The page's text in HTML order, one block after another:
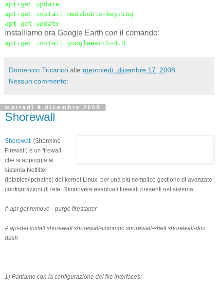
apt-get update
apt-get install medibuntu-keyring
apt-get update
Installiamo ora Google Earth con il comando:
apt-get install googleearth-4.3
Domenico Tricarico alle mercoledì, dicembre 17, 2008
Nessun commento:
martedì 9 dicembre 2008
Shorewall
Shorewall (Shoreline
Firewall) è un firewall
che si appoggia al
sistema Netfilter
(iptables/ipchains) del kernel Linux, per una più semplice gestione di avanzate
configurazioni di rete. Rimuovere eventuali firewall presenti nel sistema
# apt-get remove --purge firestarter
# apt-get install shorewall shorewall-common shorewall-shell shorewall-doc
dash
1) Partiamo con la configurazione del file interfaces: